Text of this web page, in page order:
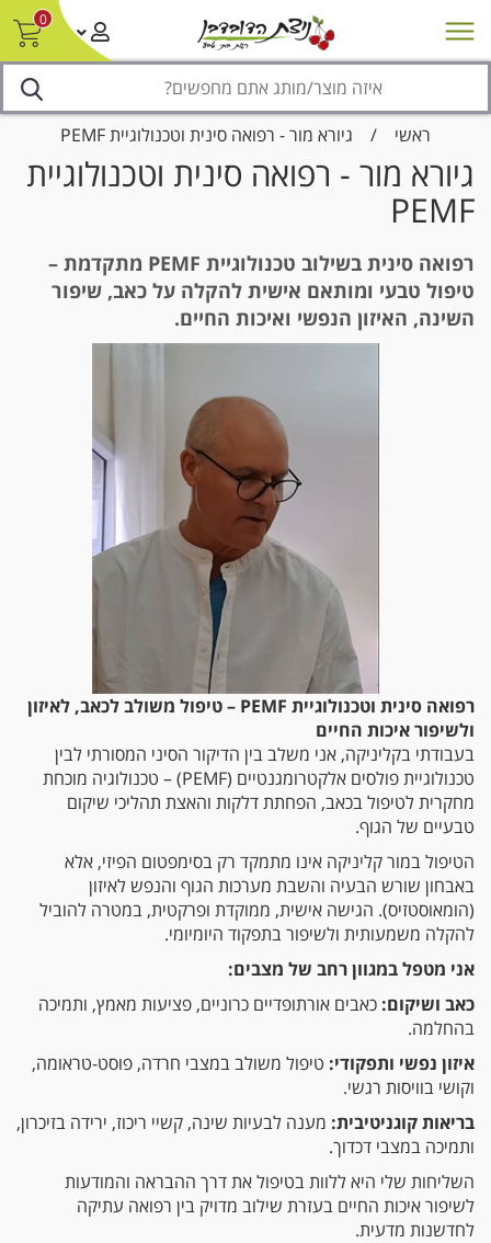
0
מבצעים סניפים צור קשר/ביטול הזמנה
ראשי / גיורא מור - רפואה סינית וטכנולוגיית PEMF
גיורא מור - רפואה סינית וטכנולוגיית
PEMF
רפואה סינית בשילוב טכנולוגיית PEMF מתקדמת –
טיפול טבעי ומותאם אישית להקלה על כאב, שיפור
השינה, האיזון הנפשי ואיכות החיים.
רפואה סינית וטכנולוגיית PEMF – טיפול משולב לכאב, לאיזון
ולשיפור איכות החיים
בעבודתי בקליניקה, אני משלב בין הדיקור הסיני המסורתי לבין
טכנולוגיית פולסים אלקטרומגנטיים (PEMF) – טכנולוגיה מוכחת
מחקרית לטיפול בכאב, הפחתת דלקות והאצת תהליכי שיקום
טבעיים של הגוף.
הטיפול במור קליניקה אינו מתמקד רק בסימפטום הפיזי, אלא
באבחון שורש הבעיה והשבת מערכות הגוף והנפש לאיזון
(הומאוסטזיס). הגישה אישית, ממוקדת ופרקטית, במטרה להוביל
להקלה משמעותית ולשיפור בתפקוד היומיומי.
אני מטפל במגוון רחב של מצבים:
כאב ושיקום: כאבים אורתופדיים כרוניים, פציעות מאמץ, ותמיכה
בהחלמה.
איזון נפשי ותפקודי: טיפול משולב במצבי חרדה, פוסט-טראומה,
וקושי בוויסות רגשי.
בריאות קוגניטיבית: מענה לבעיות שינה, קשיי ריכוז, ירידה בזיכרון,
ותמיכה במצבי דכדוך.
השליחות שלי היא ללוות בטיפול את דרך ההבראה והמודעות
לשיפור איכות החיים בעזרת שילוב מדויק בין רפואה עתיקה
לחדשנות מדעית.